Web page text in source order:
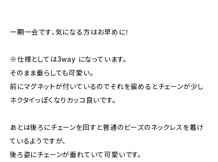
一期一会です、気になる方はお早めに！
※仕様としては3way になっています。
そのまま垂らしても可愛い。
前にマグネットが付いているのでそれを留めるとチェーンが少し
ネクタイっぽくなりカッコ良いです。
あとは後ろにチェーンを回すと普通のビーズのネックレスを着け
ているようですが、
後ろ姿にチェーンが垂れていて可愛いです。